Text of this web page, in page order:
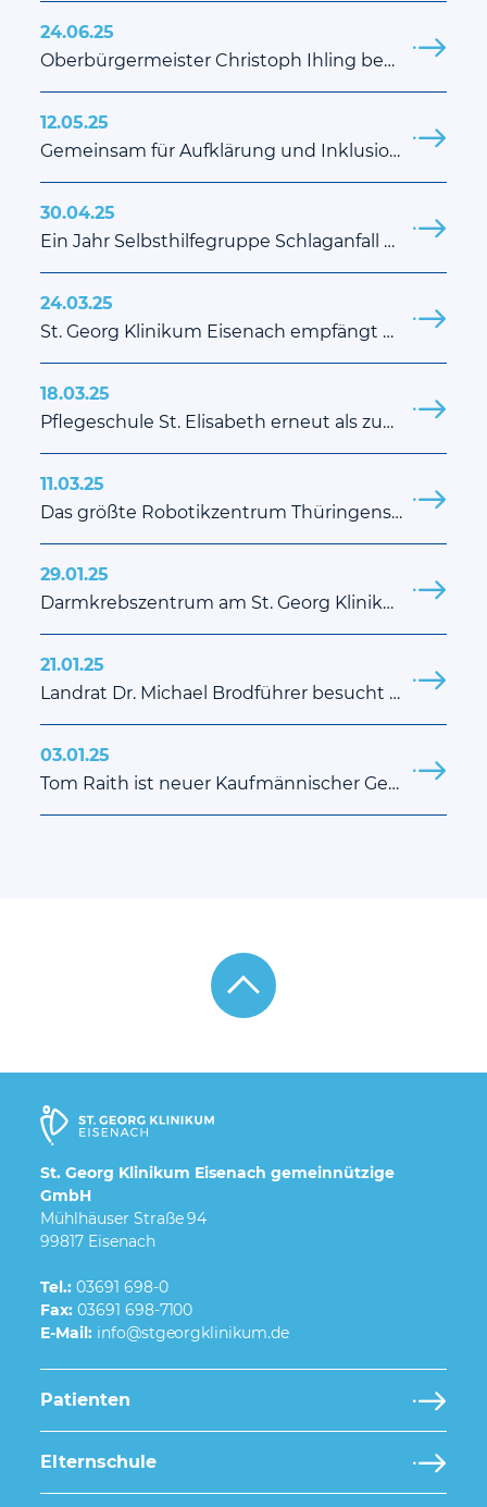
24.06.25
Oberbürgermeister Christoph Ihling besucht St. Georg Klinikum Eisenach
12.05.25
Gemeinsam für Aufklärung und Inklusion: BEFAST-Lauf 2025 in Eisenach ein voller Erfolg
30.04.25
Ein Jahr Selbsthilfegruppe Schlaganfall – Eine Erfolgsgeschichte trotz großer Herausforderungen
24.03.25
St. Georg Klinikum Eisenach empfängt Thüringens Gesundheitsministerin Katharina Schenk und Finanzministerin Katja Wolf
18.03.25
Pflegeschule St. Elisabeth erneut als zugelassener Träger nach dem Recht der Arbeitsförderung zertifiziert
11.03.25
Das größte Robotikzentrum Thüringens präsentiert sich zur Thüringer Gesundheitsmesse in Erfurt
29.01.25
Darmkrebszentrum am St. Georg Klinikum Eisenach erfolgreich rezertifiziert
21.01.25
Landrat Dr. Michael Brodführer besucht das St. Georg Klinikum Eisenach
03.01.25
Tom Raith ist neuer Kaufmännischer Geschäftsführer am St. Georg Klinikum Eisenach
St. Georg Klinikum Eisenach gemeinnützige
GmbH
Mühlhäuser Straße 94
99817 Eisenach
Tel.: 03691 698-0
Fax: 03691 698-7100
E-Mail:
Patienten
Elternschule